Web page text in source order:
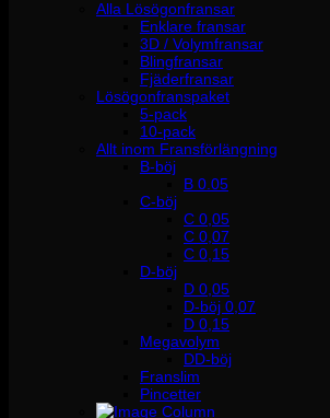
Alla Lösögonfransar
Enklare fransar
3D / Volymfransar
Blingfransar
Fjäderfransar
Lösögonfranspaket
5-pack
10-pack
Allt inom Fransförlängning
B-böj
B 0.05
C-böj
C 0,05
C 0,07
C 0,15
D-böj
D 0,05
D-böj 0,07
D 0,15
Megavolym
DD-böj
Franslim
Pincetter